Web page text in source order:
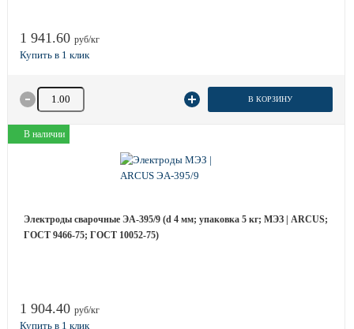
1 941.60 руб/кг
Количество товара В КОРЗИНУ
В наличии
Электроды сварочные ЭА-395/9 (d 4 мм; упаковка 5 кг; МЭЗ | ARCUS;
ГОСТ 9466-75; ГОСТ 10052-75)
1 904.40 руб/кг